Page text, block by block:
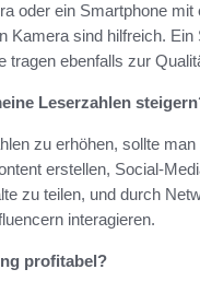
oder ein Smartphone mit
Kamera sind hilfreich. Ein
tragen ebenfalls zur
Leserzahlen
zu erhöhen, sollte
erstellen, Social-
zu teilen, und durch
interagieren.
profitabel?